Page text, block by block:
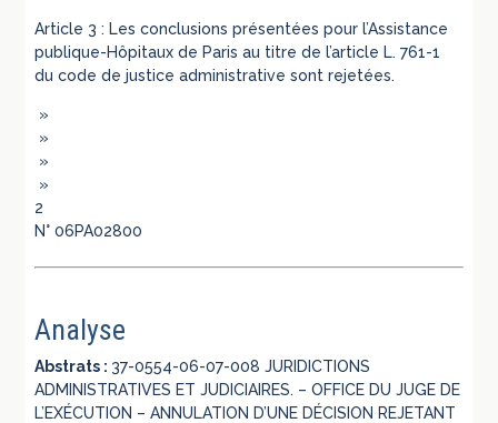
Article 3 : Les conclusions présentées pour l’Assistance
publique-Hôpitaux de Paris au titre de l’article L. 761-1
du code de justice administrative sont rejetées.
»
»
»
»
2
N° 06PA02800
Analyse
Abstrats : 37-0554-06-07-008 JURIDICTIONS
ADMINISTRATIVES ET JUDICIAIRES. – OFFICE DU JUGE DE
L’EXÉCUTION – ANNULATION D’UNE DÉCISION REJETANT